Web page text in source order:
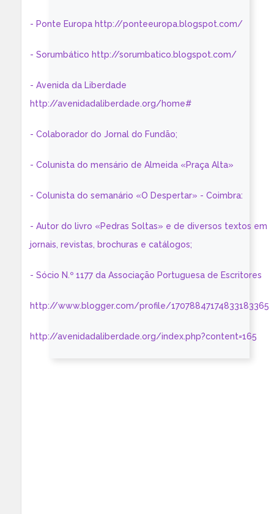
- Ponte Europa http://ponteeuropa.blogspot.com/
- Sorumbático http://sorumbatico.blogspot.com/
- Avenida da Liberdade
http://avenidadaliberdade.org/home#
- Colaborador do Jornal do Fundão;
- Colunista do mensário de Almeida «Praça Alta»
- Colunista do semanário «O Despertar» - Coimbra:
- Autor do livro «Pedras Soltas» e de diversos textos em
jornais, revistas, brochuras e catálogos;
- Sócio N.º 1177 da Associação Portuguesa de Escritores
http://www.blogger.com/profile/17078847174833183365
http://avenidadaliberdade.org/index.php?content=165